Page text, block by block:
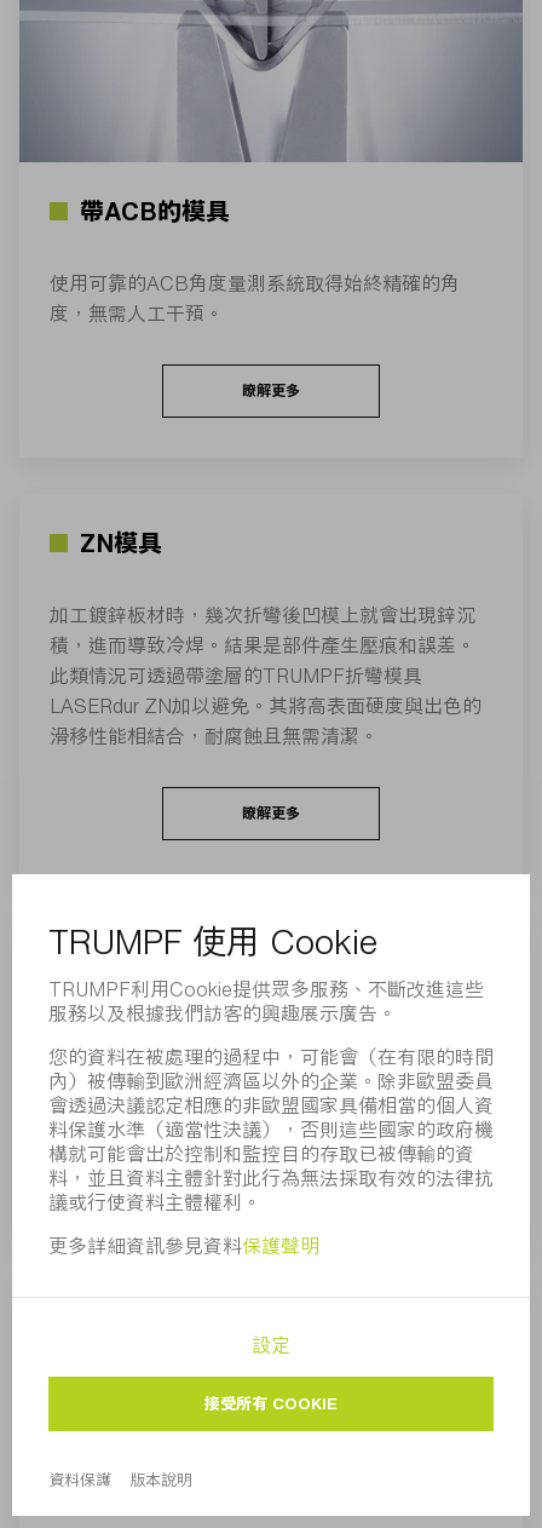
帶ACB的模具
使用可靠的ACB角度量測系統取得始終精確的角
度，無需人工干預。
瞭解更多
ZN模具
加工鍍鋅板材時，幾次折彎後凹模上就會出現鋅沉
積，進而導致冷焊。結果是部件產生壓痕和誤差。
此類情況可透過帶塗層的TRUMPF折彎模具
LASERdur ZN加以避免。其將高表面硬度與出色的
滑移性能相結合，耐腐蝕且無需清潔。
瞭解更多
方案。為保證零件品質，我們已經在準備階段用您
的特殊材料對模具進行測試並製成首批樣件。
瞭解更多